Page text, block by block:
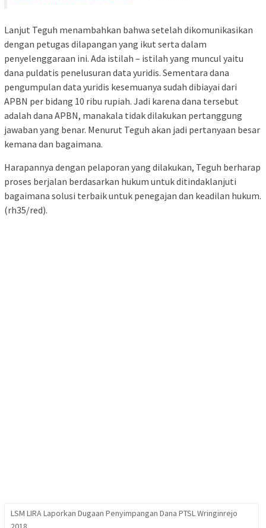
Lanjut Teguh menambahkan bahwa setelah dikomunikasikan
dengan petugas dilapangan yang ikut serta dalam
penyelenggaraan ini. Ada istilah – istilah yang muncul yaitu
dana puldatis penelusuran data yuridis. Sementara dana
pengumpulan data yuridis kesemuanya sudah dibiayai dari
APBN per bidang 10 ribu rupiah. Jadi karena dana tersebut
adalah dana APBN, manakala tidak dilakukan pertanggung
jawaban yang benar. Menurut Teguh akan jadi pertanyaan besar
kemana dan bagaimana.
Harapannya dengan pelaporan yang dilakukan, Teguh berharap
proses berjalan berdasarkan hukum untuk ditindaklanjuti
bagaimana solusi terbaik untuk penegajan dan keadilan hukum.
(rh35/red).
LSM LIRA Laporkan Dugaan Penyimpangan Dana PTSL Wringinrejo